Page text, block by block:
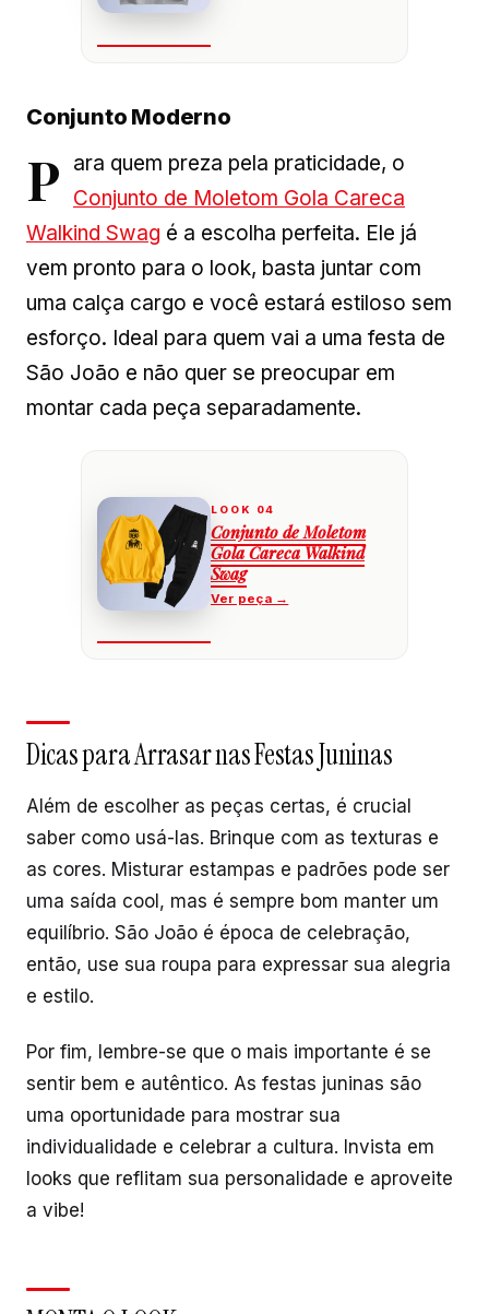
Conjunto Moderno
P
ara quem preza pela praticidade, o
Conjunto de Moletom Gola Careca
Walkind Swag é a escolha perfeita. Ele já
vem pronto para o look, basta juntar com
uma calça cargo e você estará estiloso sem
esforço. Ideal para quem vai a uma festa de
São João e não quer se preocupar em
montar cada peça separadamente.
Conjunto de Moletom
Gola Careca Walkind
Swag
Dicas para Arrasar nas Festas Juninas
Além de escolher as peças certas, é crucial
saber como usá-las. Brinque com as texturas e
as cores. Misturar estampas e padrões pode ser
uma saída cool, mas é sempre bom manter um
equilíbrio. São João é época de celebração,
então, use sua roupa para expressar sua alegria
e estilo.
Por fim, lembre-se que o mais importante é se
sentir bem e autêntico. As festas juninas são
uma oportunidade para mostrar sua
individualidade e celebrar a cultura. Invista em
looks que reflitam sua personalidade e aproveite
a vibe!